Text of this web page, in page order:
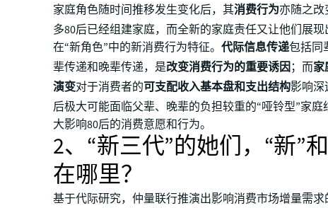
家庭角色随时间推移发生变化后，其消费行为亦随之
多80后已经组建家庭，而全新的家庭责任又让他们展
在“新角色”中的新消费行为特征。代际信息传递包括同
辈传递和晚辈传递，是改变消费行为的重要诱因 ；而家
演变对于消费者的可支配收入基本盘和支出结构影响深
后极大可能面临父辈、晚辈的负担较重的“哑铃型”家庭
大影响80后的消费意愿和行为。
2、“新三代”的她们，“新”
在哪里？
基于代际研究，仲量联行推演出影响消费市场增量需